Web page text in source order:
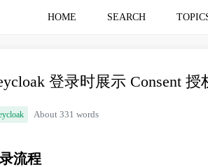
HOME SEARCH
登录时展示 Consent 授
About 331 words
流程